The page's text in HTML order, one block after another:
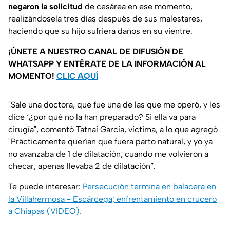
negaron la solicitud de cesárea en ese momento,
realizándosela tres días después de sus malestares,
haciendo que su hijo sufriera daños en su vientre.
¡ÚNETE A NUESTRO CANAL DE DIFUSIÓN DE
WHATSAPP Y ENTÉRATE DE LA INFORMACIÓN AL
MOMENTO! CLIC AQUÍ
"Sale una doctora, que fue una de las que me operó, y les
dice ‘¿por qué no la han preparado? Si ella va para
cirugía", comentó Tatnaí García, víctima, a lo que agregó
"Prácticamente querían que fuera parto natural, y yo ya
no avanzaba de 1 de dilatación; cuando me volvieron a
checar, apenas llevaba 2 de dilatación”.
Te puede interesar: Persecución termina en balacera en
la Villahermosa - Escárcega; enfrentamiento en crucero
a Chiapas (VIDEO).